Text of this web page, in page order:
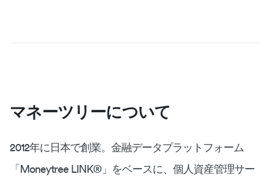
マネーツリーについて
2012年に日本で創業。金融データプラットフォーム
「Moneytree LINK®︎」をベースに、個人資産管理サー